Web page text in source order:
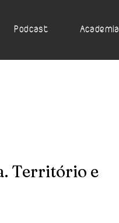
Podcast Academia
Território e